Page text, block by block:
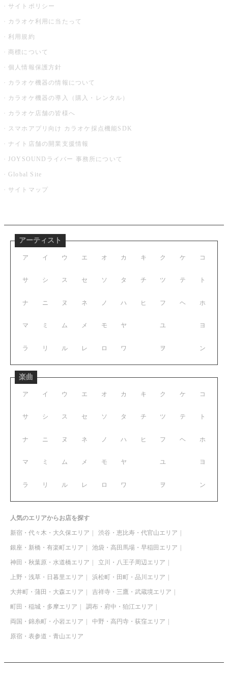
サイトポリシー
カラオケ利用に当たって
利用規約
商標について
個人情報保護方針
カラオケ機器の情報について
カラオケ機器の導入（購入・レンタル）
カラオケ店舗の皆様へ
スマホアプリ向け カラオケ採点機能SDK
ナイト店舗の開業支援情報
JOYSOUNDライバー 事務所について
Global Site
サイトマップ
アーティスト
ア イ ウ エ オ
サ シ ス セ ソ
ナ ニ ヌ ネ ノ
マ ミ ム メ モ
ラ リ ル レ ロ
カ キ ク ケ コ
タ チ ツ テ ト
ハ ヒ フ ヘ ホ
ヤ ユ ヨ
ワ ヲ ン
楽曲
ア イ ウ エ オ
サ シ ス セ ソ
ナ ニ ヌ ネ ノ
マ ミ ム メ モ
ラ リ ル レ ロ
カ キ ク ケ コ
タ チ ツ テ ト
ハ ヒ フ ヘ ホ
ヤ ユ ヨ
ワ ヲ ン
人気のエリアからお店を探す
新宿・代々木・大久保エリア 渋谷・恵比寿・代官山エリア
銀座・新橋・有楽町エリア 池袋・高田馬場・早稲田エリア
神田・秋葉原・水道橋エリア 立川・八王子周辺エリア
上野・浅草・日暮里エリア 浜松町・田町・品川エリア
大井町・蒲田・大森エリア 吉祥寺・三鷹・武蔵境エリア
町田・稲城・多摩エリア 調布・府中・狛江エリア
両国・錦糸町・小岩エリア 中野・高円寺・荻窪エリア
原宿・表参道・青山エリア